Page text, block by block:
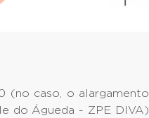
(no caso, o alargamento
do Águeda - ZPE DIVA)